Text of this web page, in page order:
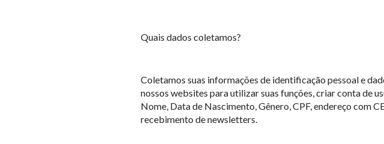
Quais dados coletamos?
Coletamos suas informações de identificação pessoal e
nossos websites para utilizar suas funções, criar conta de
Nome, Data de Nascimento, Gênero, CPF, endereço com
recebimento de newsletters.